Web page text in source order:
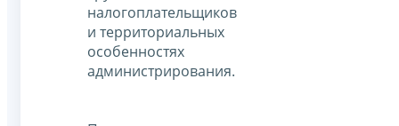
налогоплательщиков
и территориальных
особенностях
администрирования.